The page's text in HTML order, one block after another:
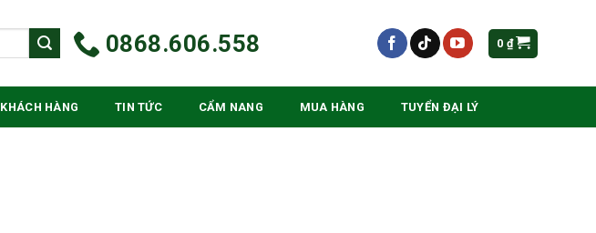
0868.606.558 0 ₫
KHÁCH HÀNG TIN TỨC CẨM NANG MUA HÀNG TUYỂN ĐẠI LÝ